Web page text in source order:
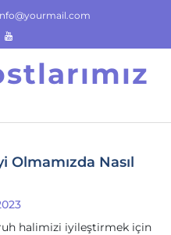
Olmamızda Nasıl
halimizi iyileştirmek için